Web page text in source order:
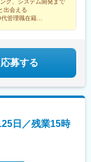
長がキャリアと収入
グ、システム開発まで
出会える
管理職在籍
応募する
日／残業15時